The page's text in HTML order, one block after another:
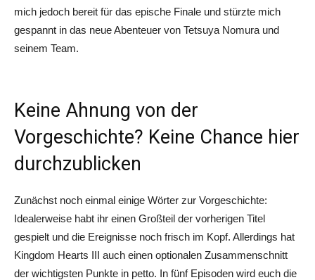
mich jedoch bereit für das epische Finale und stürzte mich
gespannt in das neue Abenteuer von Tetsuya Nomura und
seinem Team.
Keine Ahnung von der
Vorgeschichte? Keine Chance hier
durchzublicken
Zunächst noch einmal einige Wörter zur Vorgeschichte:
Idealerweise habt ihr einen Großteil der vorherigen Titel
gespielt und die Ereignisse noch frisch im Kopf. Allerdings hat
Kingdom Hearts III auch einen optionalen Zusammenschnitt
der wichtigsten Punkte in petto. In fünf Episoden wird euch die